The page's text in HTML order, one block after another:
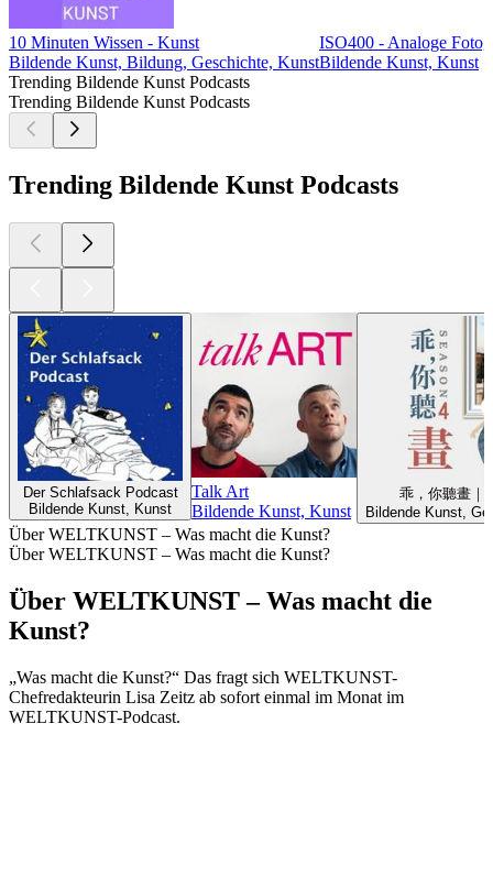
10 Minuten Wissen - Kunst
Bildende Kunst, Bildung, Geschichte, Kunst
ISO400 - Analoge
Bildende Kunst, Kunst
Trending Bildende Kunst Podcasts
Trending Bildende Kunst Podcasts
Trending Bildende Kunst Podcasts
Der Schlafsack Podcast
Bildende Kunst, Kunst
Talk Art
Bildende Kunst, Kunst
乖，你聽畫｜
Bildende Kunst,
Über WELTKUNST – Was macht die Kunst?
Über WELTKUNST – Was macht die Kunst?
Über WELTKUNST – Was macht die
Kunst?
„Was macht die Kunst?“ Das fragt sich WELTKUNST-
Chefredakteurin Lisa Zeitz ab sofort einmal im Monat im
WELTKUNST-Podcast.